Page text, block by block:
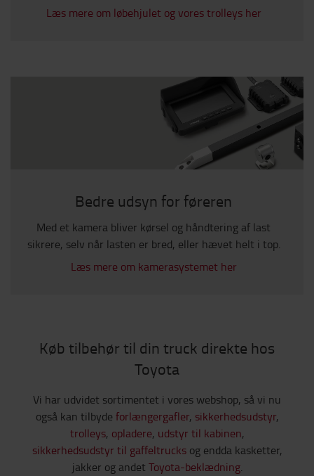
Læs mere om løbehjulet og vores trolleys her
Bedre udsyn for føreren
Med et kamera bliver kørsel og håndtering af last
sikrere, selv når lasten er bred, eller hævet helt i top.
Læs mere om kamerasystemet her
Køb tilbehør til din truck direkte hos
Toyota
Vi har udvidet sortimentet i vores webshop, så vi nu
også kan tilbyde forlængergafler, sikkerhedsudstyr,
trolleys, opladere, udstyr til kabinen,
sikkerhedsudstyr til gaffeltrucksog endda kasketter,
jakker og andet Toyota-beklædning.